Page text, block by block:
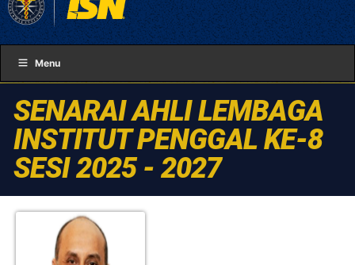
Menu
SENARAI AHLI LEMBAGA
INSTITUT PENGGAL KE-8
SESI 2025 - 2027